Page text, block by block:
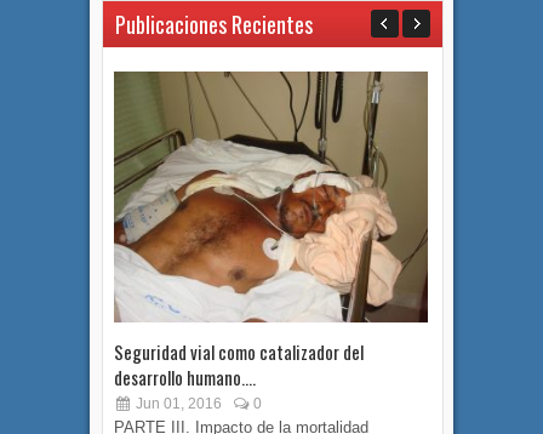
Publicaciones Recientes
Seguridad vial como catalizador del
desarrollo humano....
Jun 01, 2016 0
PARTE III. Impacto de la mortalidad